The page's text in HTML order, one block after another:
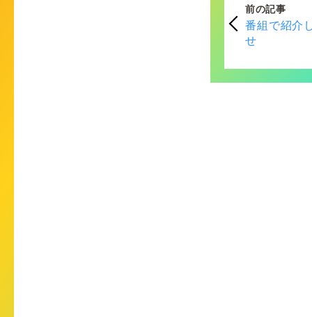
前の記事
番組で紹介
せ